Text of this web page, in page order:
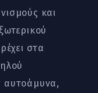
και
στα
αυτοάμυνα,